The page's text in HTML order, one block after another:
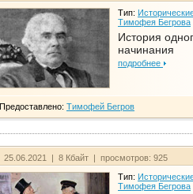
Тип:
Тимофея Бегрова
История
начинания
подробнее
Предоставлено: Тимофей Бегров
25.06.2021 | 8 Кбайт | просмотров: 925
Тип:
Тимофея Бегрова